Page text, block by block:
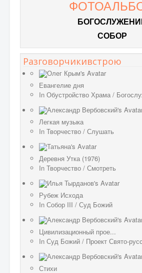
СОБОР
Разговорчикивстрою
Евангелие дня
In Обустройство Храма /
Легкая музыка
In Творчество / Слушать
Деревня Утка (1976)
In Творчество / Смотреть
Рубеж Исхода
In Собор III / Суд Божий
Цивилизационный прое...
In Суд Божий / Проект Свято-
Стихи